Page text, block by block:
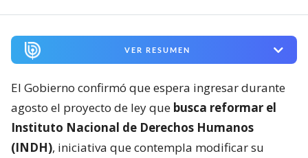
VER RESUMEN
El Gobierno confirmó que espera ingresar durante
agosto el proyecto de ley que busca reformar el
Instituto Nacional de Derechos Humanos
(INDH), iniciativa que contempla modificar su